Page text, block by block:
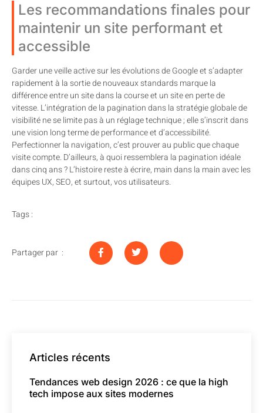
Les recommandations finales pour
maintenir un site performant et
accessible
Garder une veille active sur les évolutions de Google et s’adapter
rapidement à la sortie de nouveaux standards marque la
différence entre un site dans la course et un site en perte de
vitesse. L’intégration de la pagination dans la stratégie globale de
visibilité ne se limite pas à un réglage technique ; elle s’inscrit dans
une vision long terme de performance et d’accessibilité.
Perfectionner la navigation, c’est prouver au public que chaque
visite compte. D’ailleurs, à quoi ressemblera la pagination idéale
dans cinq ans ? L’histoire reste à écrire, main dans la main avec les
équipes UX, SEO, et surtout, vos utilisateurs.
Tags :
Partager par :
Articles récents
Tendances web design 2026 : ce que la high
tech impose aux sites modernes